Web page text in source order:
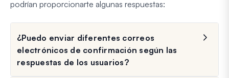
podrían proporcionarte algunas respuestas:
¿Puedo enviar diferentes correos
electrónicos de confirmación según las
respuestas de los usuarios?